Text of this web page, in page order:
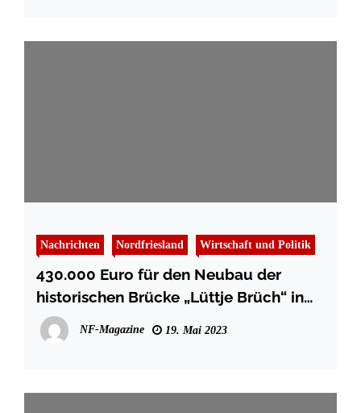
Nachrichten Nordfriesland Wirtschaft und Politik
430.000 Euro für den Neubau der
historischen Brücke „Lüttje Brüch“ in
Friedrichstadt
NF-Magazine 19. Mai 2023